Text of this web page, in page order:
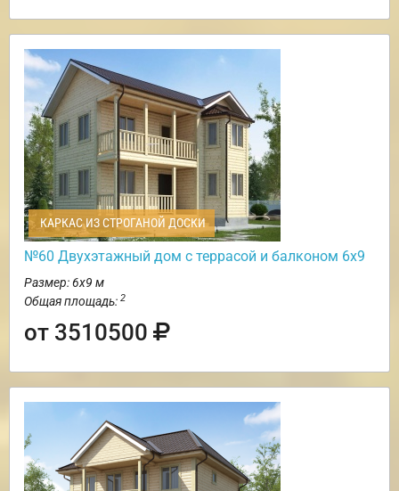
КАРКАС ИЗ СТРОГАНОЙ ДОСКИ
№60 Двухэтажный дом с террасой и балконом 6х9
Размер: 6х9 м
Общая площадь: 2
от 3510500